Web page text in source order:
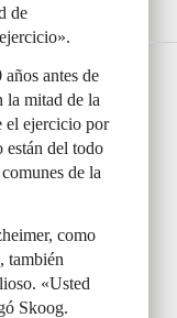
de
antes de
la mitad de la
el ejercicio por
están del todo
de la
como
también
«Usted
Skoog.